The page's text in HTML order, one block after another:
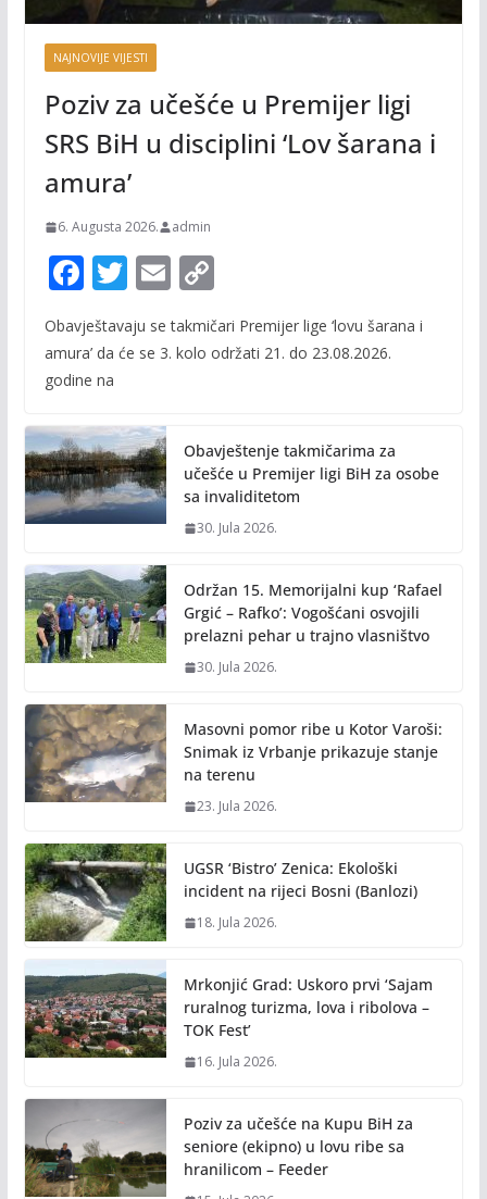
NAJNOVIJE VIJESTI
Poziv za učešće u Premijer ligi
SRS BiH u disciplini ‘Lov šarana i
amura’
6. Augusta 2026. admin
F
ac
e
b
o
k
T
itt
E
m
ai
C
o
p
n
k
Obavještavaju se takmičari Premijer lige ‘lovu šarana i
amura’ da će se 3. kolo održati 21. do 23.08.2026.
godine na
Obavještenje takmičarima za
učešće u Premijer ligi BiH za osobe
sa invaliditetom
30. Jula 2026.
Održan 15. Memorijalni kup ‘Rafael
Grgić – Rafko’: Vogošćani osvojili
prelazni pehar u trajno vlasništvo
30. Jula 2026.
Masovni pomor ribe u Kotor Varoši:
Snimak iz Vrbanje prikazuje stanje
na terenu
23. Jula 2026.
UGSR ‘Bistro’ Zenica: Ekološki
incident na rijeci Bosni (Banlozi)
18. Jula 2026.
Mrkonjić Grad: Uskoro prvi ‘Sajam
ruralnog turizma, lova i ribolova –
TOK Fest’
16. Jula 2026.
Poziv za učešće na Kupu BiH za
seniore (ekipno) u lovu ribe sa
hranilicom – Feeder